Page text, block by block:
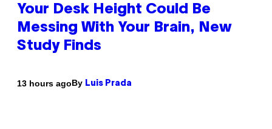
Your Desk Height Could Be
Messing With Your Brain, New
Study Finds
13 hours agoBy Luis Prada